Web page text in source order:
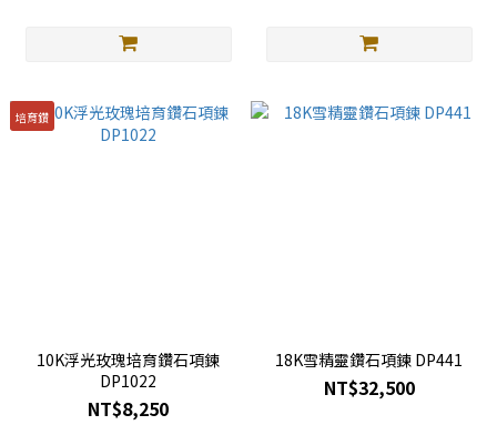
培育鑽
10K浮光玫瑰培育鑽石項鍊
DP1022
NT$8,250
18K雪精靈鑽石項鍊 DP441
NT$32,500